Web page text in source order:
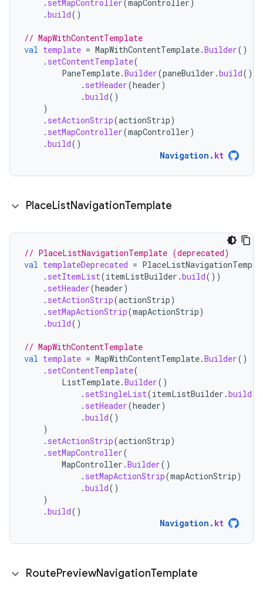
. setMapController(mapController )
.build()
// MapWithContentTemplate
val template = MapWithContentTemplate.Builder()
. setContentTemplate(
PaneTemplate.Builder(paneBuilder .build())
. setHeader(header)
.build()
)
. setActionStrip(actionStrip)
. setMapController(mapController)
.build()
Navigation . kt
PlaceListNavigationTemplate
// PlaceListNavigationTemplate (deprecated)
val templateDeprecated =
. setItemList(itemListBuilder .build())
. setHeader(header)
. setActionStrip(actionStrip)
. setMapActionStrip(mapActionStrip)
.build()
// MapWithContentTemplate
val template = MapWithContentTemplate.Builder()
. setContentTemplate(
ListTemplate.Builder()
. setSingleList(itemListBuilder .build
. setHeader(header)
.build()
)
. setActionStrip(actionStrip)
. setMapController(
MapController .Builder()
. setMapActionStrip(mapActionStrip)
.build()
)
.build()
Navigation . kt
RoutePreviewNavigationTemplate